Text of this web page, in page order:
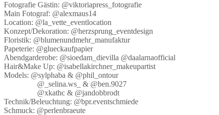
Fotografie Gästin: @viktoriapress_fotografie
Main Fotograf: @alexmaus14
Location: @la_vette_eventlocation
Konzept/Dekoration: @herzsprung_eventdesign
Floristik: @blumenundmehr_manufaktur
Papeterie: @glueckaufpapier
Abendgarderobe: @sioedam_dievilla @daalarnaofficial
Hair&Make Up: @isabellakirchner_makeupartist
Models: @sylphaba & @phil_ontour
@_selina.ws_ & @ben.9027
@xkathc & @jandobbrodt
Technik/Beleuchtung: @bpr.eventschmiede
Schmuck: @perlenbraeute